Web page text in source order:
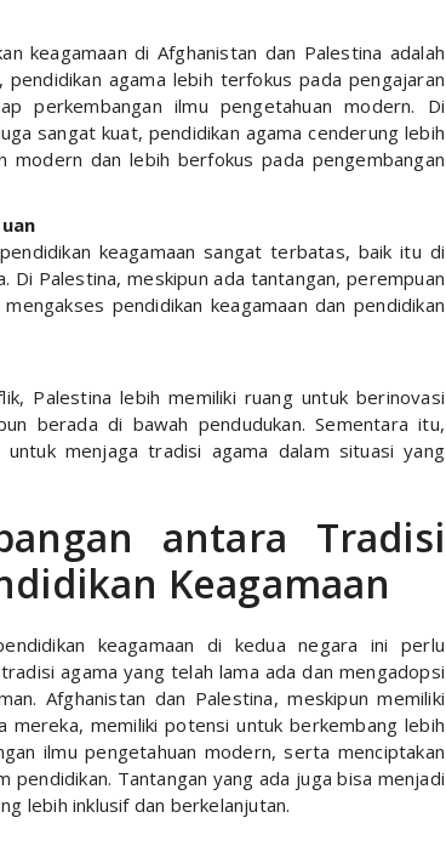
keagamaan di Afghanistan dan Palestina adalah
agama lebih terfokus pada pengajaran
perkembangan ilmu pengetahuan modern. Di
sangat kuat, pendidikan agama cenderung lebih
dan lebih berfokus pada pengembangan
keagamaan sangat terbatas, baik itu di
Di Palestina, meskipun ada tantangan, perempuan
pendidikan keagamaan dan pendidikan
Palestina lebih memiliki ruang untuk berinovasi
berada di bawah pendudukan. Sementara itu,
menjaga tradisi agama dalam situasi yang
antara Tradisi
Keagamaan
keagamaan di kedua negara ini perlu
agama yang telah lama ada dan mengadopsi
Afghanistan dan Palestina, meskipun memiliki
mereka, memiliki potensi untuk berkembang lebih
ilmu pengetahuan modern, serta menciptakan
Tantangan yang ada juga bisa menjadi
lebih inklusif dan berkelanjutan.